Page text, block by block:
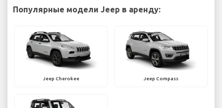
Популярные модели Jeep в аренду:
Jeep Cherokee Jeep Compass